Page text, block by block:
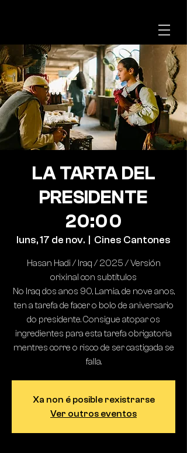
LA TARTA DEL
PRESIDENTE
20:00
luns, 17 de nov. Cines Cantones
Hasan Hadi / Iraq / 2025 / Versión
orixinal con subtítulos
No Iraq dos anos 90, Lamia, de nove anos,
ten a tarefa de facer o bolo de aniversario
do presidente. Consigue atopar os
ingredientes para esta tarefa obrigatoria
mentres corre o risco de ser castigada se
falla.
Xa non é posible rexistrarse
Ver outros eventos